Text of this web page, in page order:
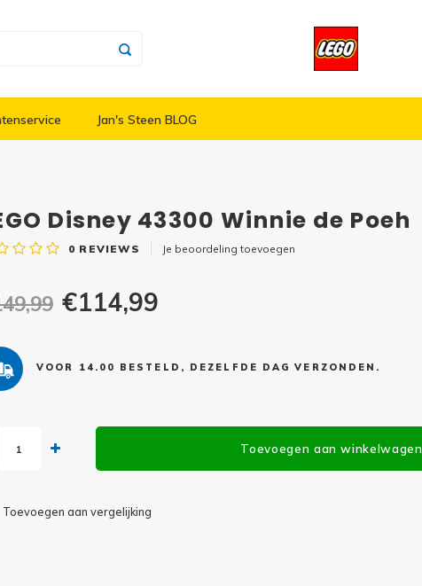
Jan's Steen BLOG
Disney 43300 Winnie de Poeh
0 REVIEWS Je beoordeling toevoegen
€114,99
VOOR 14.00 BESTELD, DEZELFDE DAG VERZONDEN.
Toevoegen aan winkelwagen
Toevoegen aan vergelijking